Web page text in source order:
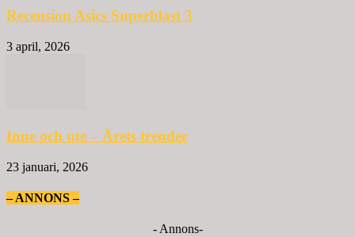
Recension Asics Superblast 3
3 april, 2026
Inne och ute – Årets trender
23 januari, 2026
– ANNONS –
- Annons-